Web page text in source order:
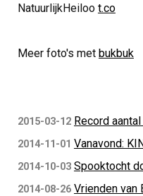
NatuurlijkHeiloo t.co
Meer foto's met bukbuk
2015-03-12 Record
2014-11-01 Vanavond:
2014-10-03 Spooktocht
2014-08-26 Vrienden van